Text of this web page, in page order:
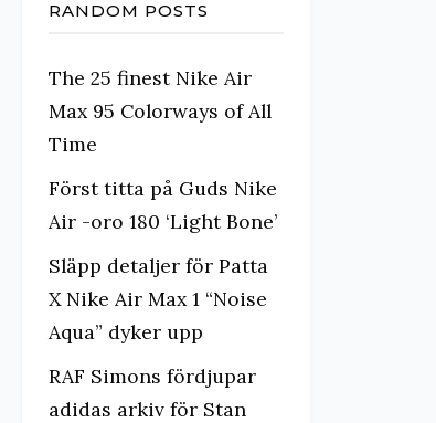
RANDOM POSTS
The 25 finest Nike Air
Max 95 Colorways of All
Time
Först titta på Guds Nike
Air -oro 180 ‘Light Bone’
Släpp detaljer för Patta
X Nike Air Max 1 “Noise
Aqua” dyker upp
RAF Simons fördjupar
adidas arkiv för Stan